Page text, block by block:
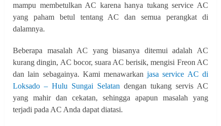
mampu membetulkan AC karena hanya tukang service AC
yang paham betul tentang AC dan semua perangkat di
dalamnya.
Beberapa masalah AC yang biasanya ditemui adalah AC
kurang dingin, AC bocor, suara AC berisik, mengisi Freon AC
dan lain sebagainya. Kami menawarkanjasa service AC di
Loksado – Hulu Sungai Selatan dengan tukang servis AC
yang mahir dan cekatan, sehingga apapun masalah yang
terjadi pada AC Anda dapat diatasi.